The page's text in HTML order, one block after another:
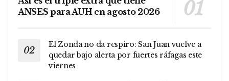
ANSES para AUH en agosto 2026
El Zonda no da respiro: San Juan vuelve a
quedar bajo alerta por fuertes ráfagas este
viernes